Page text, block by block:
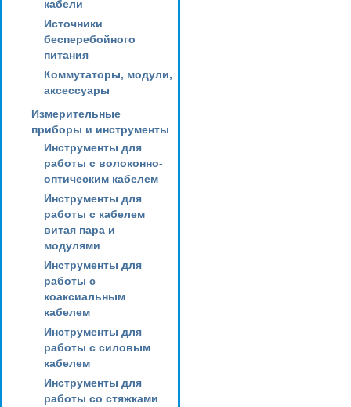
кабели
Источники
бесперебойного
питания
Коммутаторы, модули,
аксессуары
Измерительные
приборы и инструменты
Инструменты для
работы с волоконно-
оптическим кабелем
Инструменты для
работы с кабелем
витая пара и
модулями
Инструменты для
работы с
коаксиальным
кабелем
Инструменты для
работы с силовым
кабелем
Инструменты для
работы со стяжками